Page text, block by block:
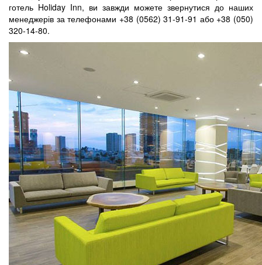
готель Holiday Inn, ви завжди можете звернутися до наших
менеджерів за телефонами +38 (0562) 31-91-91 або +38 (050)
320-14-80.